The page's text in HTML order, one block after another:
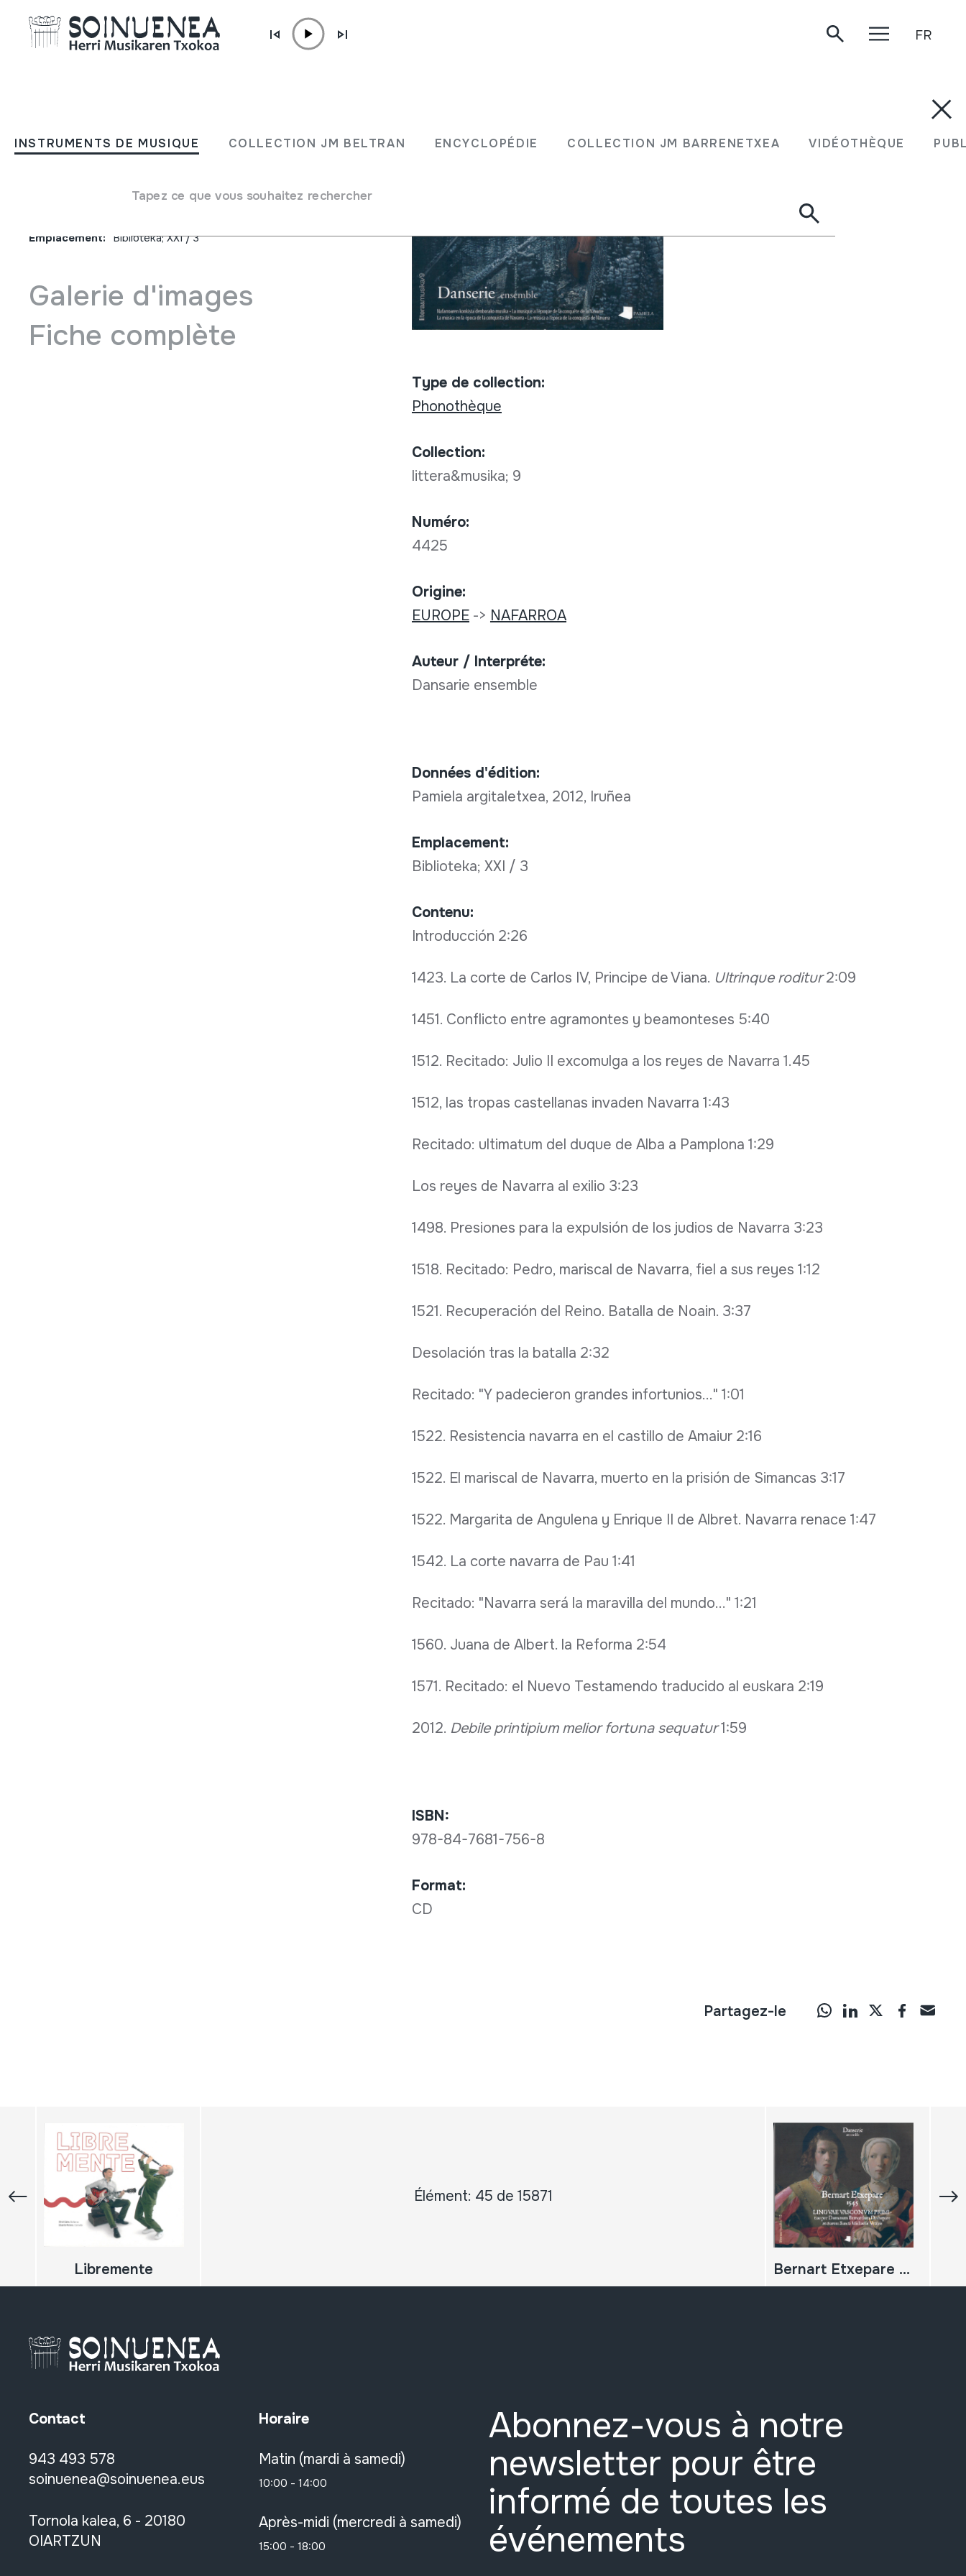
INSTRUMENTS DE MUSIQUE COLLECTION JM BELTRAN ENCYCLOPÉDIE COLLECTION JM BARRENETXEA VIDÉOTHÈQUE
Tapez ce que vous souhaitez rechercher
FR
Lachrimae antiquae 1512
Dansarie ensemble
Emplacement: Biblioteka; XXI / 3
Galerie d'images
Fiche complète
Type de collection:
Phonothèque
Collection:
littera&musika; 9
Numéro:
4425
Origine:
EUROPE-> NAFARROA
Auteur / Interpréte:
Dansarie ensemble
Données d'édition:
Pamiela argitaletxea, 2012, Iruñea
Emplacement:
Biblioteka; XXI / 3
Contenu:
Introducción 2:26
1423. La corte de Carlos IV, Principe de Viana. Ultrinque roditur2:09
1451. Conflicto entre agramontes y beamonteses 5:40
1512. Recitado: Julio II excomulga a los reyes de Navarra 1.45
1512, las tropas castellanas invaden Navarra 1:43
Recitado: ultimatum del duque de Alba a Pamplona 1:29
Los reyes de Navarra al exilio 3:23
1498. Presiones para la expulsión de los judios de Navarra 3:23
1518. Recitado: Pedro, mariscal de Navarra, fiel a sus reyes 1:12
1521. Recuperación del Reino. Batalla de Noain. 3:37
Desolación tras la batalla 2:32
Recitado: "Y padecieron grandes infortunios..." 1:01
1522. Resistencia navarra en el castillo de Amaiur 2:16
1522. El mariscal de Navarra, muerto en la prisión de Simancas 3:17
1522. Margarita de Angulena y Enrique II de Albret. Navarra renace 1:47
1542. La corte navarra de Pau 1:41
Recitado: "Navarra será la maravilla del mundo..." 1:21
1560. Juana de Albert. la Reforma 2:54
1571. Recitado: el Nuevo Testamendo traducido al euskara 2:19
2012. Debile printipium melior fortuna sequatur1:59
ISBN:
978-84-7681-756-8
Format:
CD
Partagez-le
Élément: 45 de 15871
Libremente Bernart Etxepare 1545; LINGUAE VASCONUM PRIMItiae per Dominun Bernardum Dechepare rectorem Sancti Michaelis Veteris
Contact
943 493 578
soinuenea@soinuenea.eus
Tornola kalea, 6 - 20180
OIARTZUN
Horaire
Matin (mardi à samedi)
10:00 - 14:00
Après-midi (mercredi à samedi)
15:00 - 18:00
Abonnez-vous à notre
newsletter pour être
informé de toutes les
événements